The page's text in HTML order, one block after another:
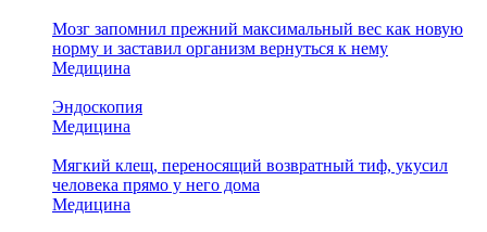
Мозг запомнил прежний максимальный вес как новую
норму и заставил организм вернуться к нему
Медицина
Эндоскопия
Медицина
Мягкий клещ, переносящий возвратный тиф, укусил
человека прямо у него дома
Медицина